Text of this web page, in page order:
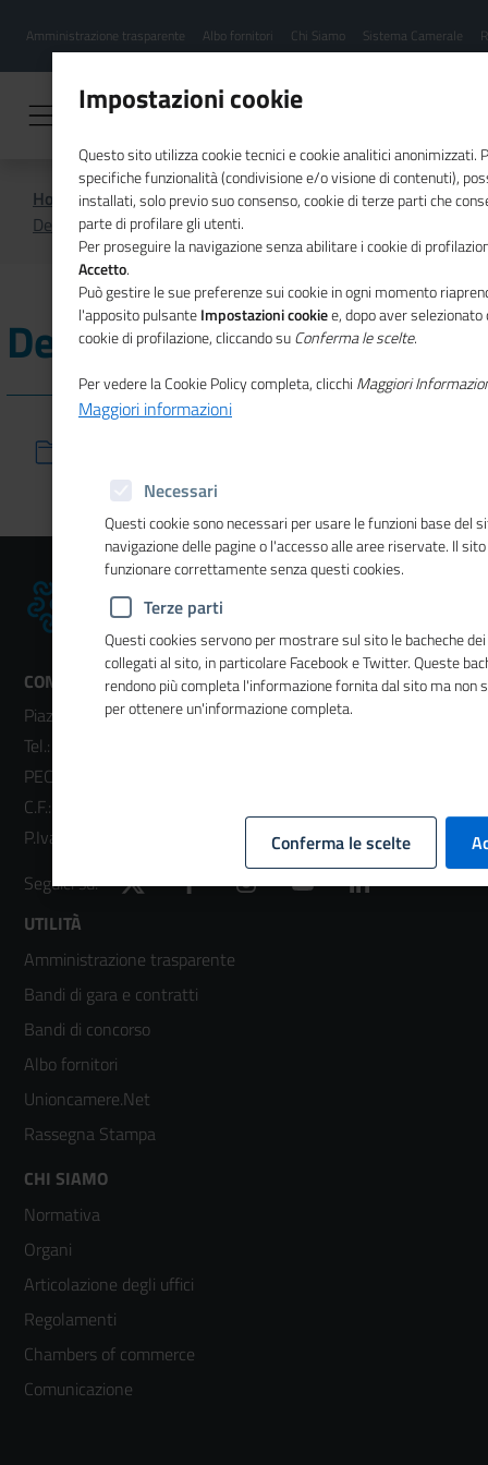
contenuto
Menu
hamburgher
Amministrazione trasparente Albo fornitori Chi Siamo Sistema Camerale
Home
Osservatori economici
Demografia delle imprese
Demografia delle imprese
CONTATTI
Piazza Sallustio, 21 - 00187 Roma
Tel.:
PEC:
C.F.: 01484460587
P.Iva: 01000211001
Seguici su:
Twitter FacebookInstagramYouTubeLinkedIn
Footer
menù
colonna
2
UTILITÀ
Amministrazione trasparente
Bandi di gara e contratti
Bandi di concorso
Albo fornitori
Unioncamere.Net
Rassegna Stampa
Footer
menù
colonna
3
CHI SIAMO
Normativa
Organi
Articolazione degli uffici
Regolamenti
Chambers of commerce
Comunicazione
Impostazioni cookie
Questo sito utilizza cookie tecnici e cookie analitici anonimizzati.
specifiche funzionalità (condivisione e/o visione di contenuti),
installati, solo previo suo consenso, cookie di terze parti che
parte di profilare gli utenti.
Per proseguire la navigazione senza abilitare i cookie di
Accetto.
Può gestire le sue preferenze sui cookie in ogni momento
l'apposito pulsanteImpostazioni cookiee, dopo aver
cookie di profilazione, cliccando suConferma le scelte.
Per vedere la Cookie Policy completa, clicchi Maggiori
Maggiori informazioni
Necessari
Questi cookie sono necessari per usare le funzioni base del
navigazione delle pagine o l'accesso alle aree riservate. Il
funzionare correttamente senza questi cookies.
Terze parti
Questi cookies servono per mostrare sul sito le bacheche
collegati al sito, in particolare Facebook e Twitter. Queste
rendono più completa l'informazione fornita dal sito ma non
per ottenere un'informazione completa.
Conferma le scelte